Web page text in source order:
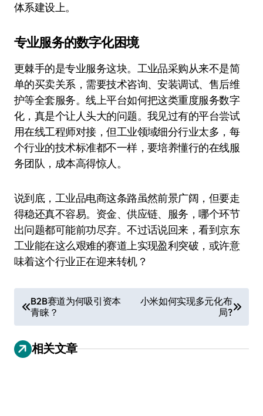
体系建设上。
专业服务的数字化困境
更棘手的是专业服务这块。工业品采购从来不是简
单的买卖关系，需要技术咨询、安装调试、售后维
护等全套服务。线上平台如何把这类重度服务数字
化，真是个让人头大的问题。我见过有的平台尝试
用在线工程师对接，但工业领域细分行业太多，每
个行业的技术标准都不一样，要培养懂行的在线服
务团队，成本高得惊人。
说到底，工业品电商这条路虽然前景广阔，但要走
得稳还真不容易。资金、供应链、服务，哪个环节
出问题都可能前功尽弃。不过话说回来，看到京东
工业能在这么艰难的赛道上实现盈利突破，或许意
味着这个行业正在迎来转机？
章
导
航
B2B赛道为何吸引资本
青睐？
小米如何实现多元化布
局?
相关文章